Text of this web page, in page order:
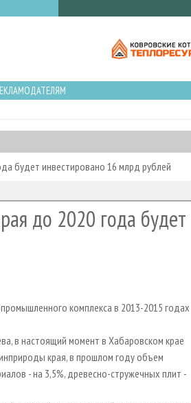
будет инвестировано 16 млрд рублей
до 2020 года будет
комплекса в 2013-2015 годах
в настоящий момент в Хабаровском крае
края, в прошлом году объем
- на 3,5%, древесно-стружечных плит -